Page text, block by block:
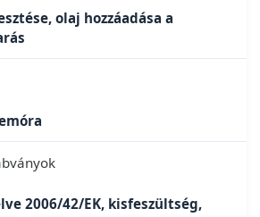
olaj hozzáadása a
2006/42/EK, kisfeszültség,